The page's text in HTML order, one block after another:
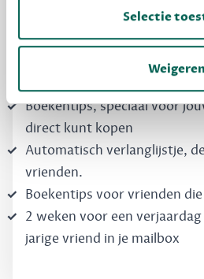
Selectie
Weigeren
vrienden. Krijg én geef betere
Schrijf nu
Boekentips, speciaal voor
direct kunt kopen
Automatisch verlanglijstje,
vrienden.
Boekentips voor vrienden
2 weken voor een
jarige vriend in je mailbox